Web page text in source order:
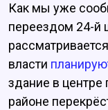
Как мы уже
переездом 24-й
власти
здание в
районе